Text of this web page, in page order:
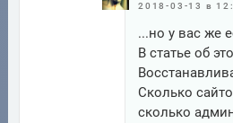
2018-03-13 в
...но у вас же
В статье об
Сколько
сколько